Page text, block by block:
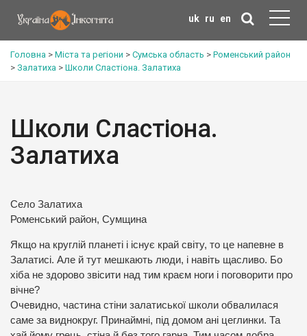
uk ru en
Головна > Міста та регіони > Сумська область > Роменський район
> Залатиха > Школи Сластіона. Залатиха
Школи Сластіона.
Залатиха
Село Залатиха
Роменський район, Сумщина
Якщо на круглій планеті і існує край світу, то це напевне в
Залатисі. Але й тут мешкають люди, і навіть щасливо. Бо
хіба не здорово звісити над тим краєм ноги і поговорити про
вічне?
Очевидно, частина стіни залатиської школи обвалилася
саме за виднокруг. Принаймні, під домом ані цеглинки. Та